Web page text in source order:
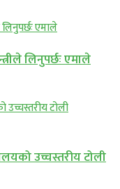
लिनुपर्छः एमाले
उच्चस्तरीय टोली